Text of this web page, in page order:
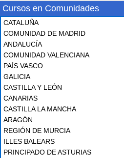
Cursos en Comunidades
CATALUÑA
COMUNIDAD DE MADRID
ANDALUCÍA
COMUNIDAD VALENCIANA
PAÍS VASCO
GALICIA
CASTILLA Y LEÓN
CANARIAS
CASTILLA LA MANCHA
ARAGÓN
REGIÓN DE MURCIA
ILLES BALEARS
PRINCIPADO DE ASTURIAS